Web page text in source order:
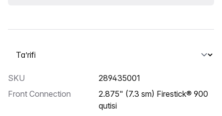
Yorliqni tanlash
SKU
289435001
Front Connection
2.875" (7.3 sm) Firestick® 900
qutisi